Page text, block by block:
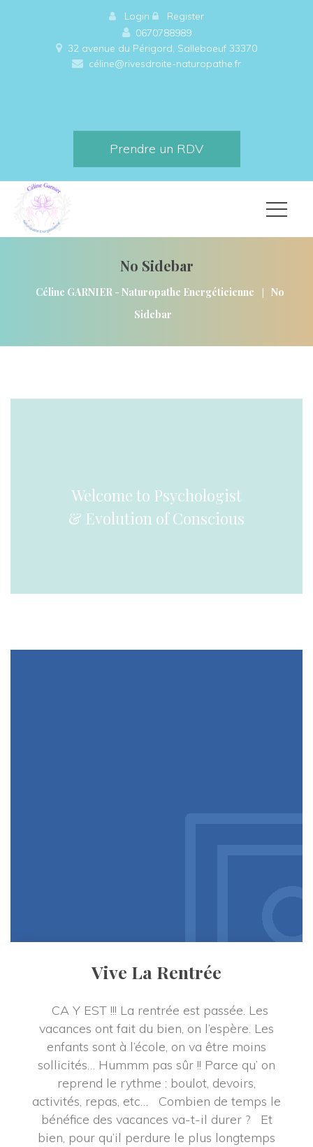
Login
Register
0670788989
32 avenue du Périgord, Salleboeuf 33370
céline@rivesdroite-naturopathe.fr
Prendre un RDV
No Sidebar
Céline GARNIER - Naturopathe Energéticienne | No
Sidebar
Welcome to Psychologist
& Evolution of Conscious
Vive La Rentrée
CA Y EST !!! La rentrée est passée. Les
vacances ont fait du bien, on l’espère. Les
enfants sont à l’école, on va être moins
ollicités… Hummm pas sûr !! Parce qu’ on
reprend le rythme : boulot, devoirs,
activités, repas, etc… Combien de temps le
bénéfice des vacances va-t-il durer ? Et
bien, pour qu’il perdure le plus longtemps